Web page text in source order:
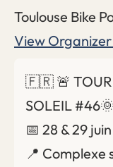
🇫🇷 🚨
SOLEIL #46🌞
📅 28 & 29
📍 Complexe
Toulouse Bike
View